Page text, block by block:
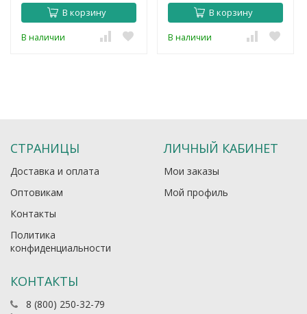
В корзину
В наличии
В корзину
В наличии
СТРАНИЦЫ
Доставка и оплата
Оптовикам
Контакты
Политика
конфиденциальности
ЛИЧНЫЙ КАБИНЕТ
Мои заказы
Мой профиль
КОНТАКТЫ
8 (800) 250-32-79